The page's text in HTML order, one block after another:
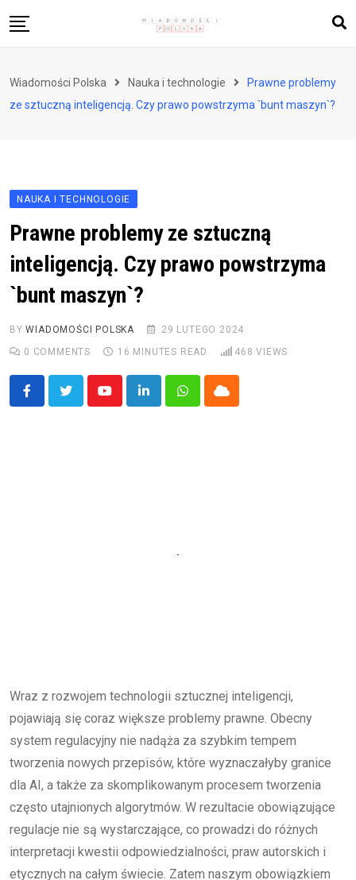
to
Zdrowie i styl życia
Wiadomości Polska Nauka i technologie
Prawne problemy
ze sztuczną inteligencją. Czy prawo powstrzyma `bunt maszyn`?
NAUKA I TECHNOLOGIE
Prawne problemy ze sztuczną
inteligencją. Czy prawo powstrzyma
`bunt maszyn`?
BYWIADOMOŚCI POLSKA
29 LUTEGO 2024
0 COMMENTS 16 MINUTES READ 468 VIEWS
YoutubeLinkedInWhatsappCloud
Wraz z rozwojem technologii sztucznej inteligencji,
pojawiają się coraz większe problemy prawne. Obecny
system regulacyjny nie nadąża za szybkim tempem
tworzenia nowych przepisów, które wyznaczałyby granice
dla AI, a także za skomplikowanym procesem tworzenia
często utajnionych algorytmów. W rezultacie obowiązujące
regulacje nie są wystarczające, co prowadzi do różnych
interpretacji kwestii odpowiedzialności, praw autorskich i
etycznych na całym świecie. Zatem naszym obowiązkiem